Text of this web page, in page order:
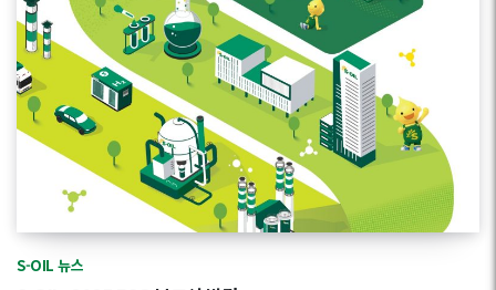
S-OIL 뉴스